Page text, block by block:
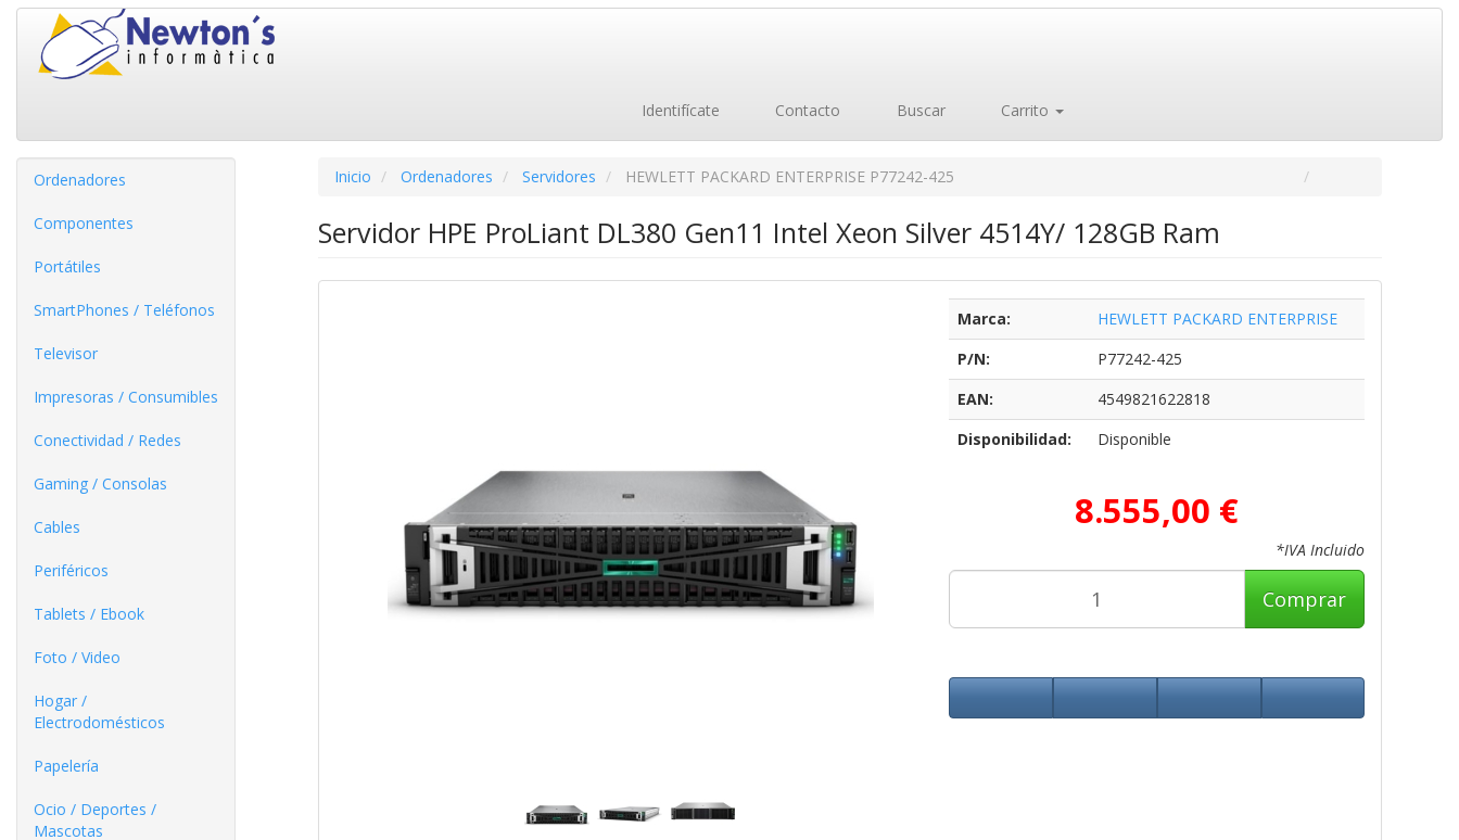
Identifícate Contacto Buscar Carrito
Ordenadores
Componentes
Portátiles
SmartPhones / Teléfonos
Televisor
Impresoras / Consumibles
Conectividad / Redes
Gaming / Consolas
Cables
Periféricos
Tablets / Ebook
Foto / Video
Hogar /
Electrodomésticos
Papelería
Ocio / Deportes /
Mascotas
Inicio Ordenadores Servidores HEWLETT PACKARD ENTERPRISE P77242-425
Servidor HPE ProLiant DL380 Gen11 Intel Xeon Silver 4514Y/ 128GB Ram
Marca:
HEWLETT PACKARD ENTERPRISE
P/N:
P77242-425
EAN:
4549821622818
Disponibilidad:
Disponible
8.555,00 €
*IVA Incluido
Comprar